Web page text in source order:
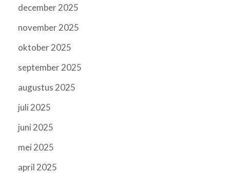
december 2025
november 2025
oktober 2025
september 2025
augustus 2025
juli 2025
juni 2025
mei 2025
april 2025